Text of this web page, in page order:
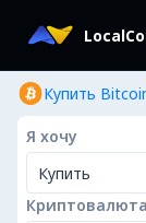
Купить
Я хочу
Купить
Криптовалюта